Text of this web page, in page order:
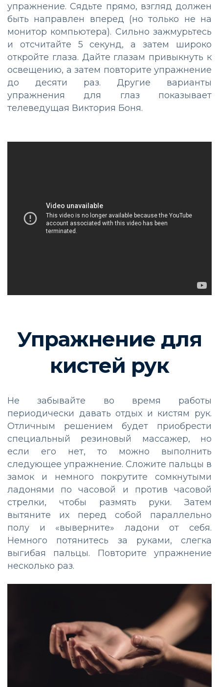
упражнение. Сядьте прямо, взгляд должен
быть направлен вперед (но только не на
монитор компьютера). Сильно зажмурьтесь
и отсчитайте 5 секунд, а затем широко
откройте глаза. Дайте глазам привыкнуть к
освещению, а затем повторите упражнение
до десяти раз. Другие варианты
упражнения для глаз показывает
телеведущая Виктория Боня.
Упражнение для
кистей рук
Не забывайте во время работы
периодически давать отдых и кистям рук.
Отличным решением будет приобрести
специальный резиновый массажер, но
если его нет, то можно выполнить
следующее упражнение. Сложите пальцы в
замок и немного покрутите сомкнутыми
ладонями по часовой и против часовой
стрелки, чтобы размять руки. Затем
вытяните их перед собой параллельно
полу и «выверните» ладони от себя.
Немного потянитесь за руками, слегка
выгибая пальцы. Повторите упражнение
несколько раз.